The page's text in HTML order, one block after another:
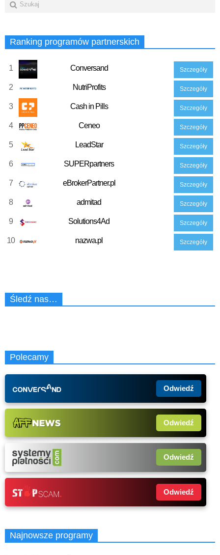
Ranking programów partnerskich
1 Conversand Szczegóły
2 NutriProfits Szczegóły
3 Cash in Pills Szczegóły
4 Ceneo Szczegóły
5 LeadStar Szczegóły
6 SUPERpartners Szczegóły
7 eBrokerPartner.pl Szczegóły
8 admitad Szczegóły
9 Solutions4Ad Szczegóły
10 nazwa.pl Szczegóły
Śledź nas…
Polecamy
Odwiedź
Odwiedź
Odwiedź
Odwiedź
Najnowsze programy